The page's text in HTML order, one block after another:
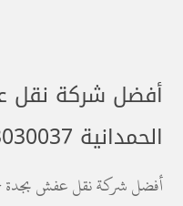
أفضل شركة
الحمدانية 0543030037
أفضل شركة نقل عفش بجدة